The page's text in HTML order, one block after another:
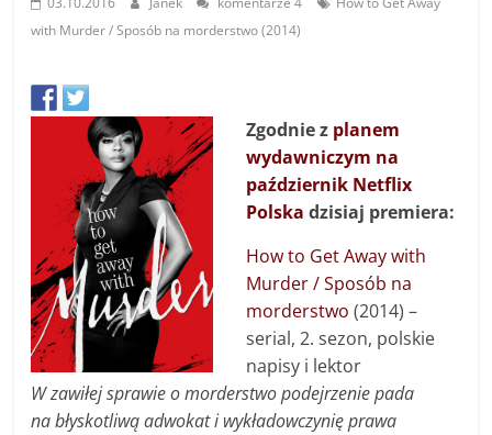
with Murder / Sposób na morderstwo (2014)
Zgodnie z planem
wydawniczym na
październik Netflix
Polskadzisiaj premiera:
How to Get Away with
Murder / Sposób na
morderstwo (2014) –
serial, 2. sezon, polskie
napisy i lektor
W zawiłej sprawie o morderstwo podejrzenie pada
na błyskotliwą adwokat i wykładowczynię prawa